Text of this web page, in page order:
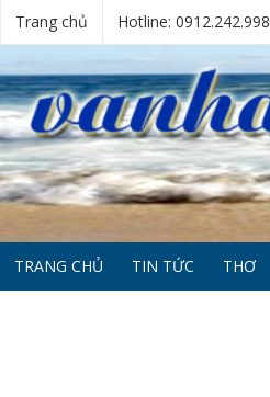
Trang chủ Hotline: 0912.242.998
TRANG CHỦ TIN TỨC THƠ